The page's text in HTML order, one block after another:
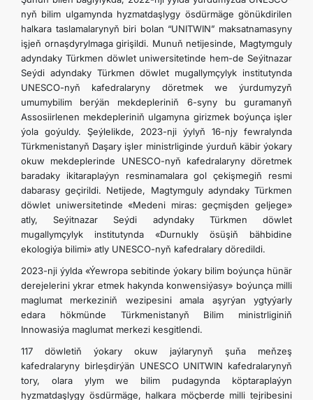
nyň bilim ulgamynda hyzmatdaşlygy ösdürmäge gönükdirilen
halkara taslamalarynyň biri bolan “UNITWIN” maksatnamasyny
işjeň ornaşdyrylmaga girişildi. Munuň netijesinde, Magtymguly
adyndaky Türkmen döwlet uniwersitetinde hem-de Seýitnazar
Seýdi adyndaky Türkmen döwlet mugallymçylyk institutynda
UNESCO-nyň kafedralaryny döretmek we ýurdumyzyň
umumybilim berýän mekdepleriniň 6-syny bu guramanyň
Assosiirlenen mekdepleriniň ulgamyna girizmek boýunça işler
ýola goýuldy. Şeýlelikde, 2023-nji ýylyň 16-njy fewralynda
Türkmenistanyň Daşary işler ministrliginde ýurduň käbir ýokary
okuw mekdeplerinde UNESCO-nyň kafedralaryny döretmek
baradaky ikitaraplaýyn resminamalara gol çekişmegiň resmi
dabarasy geçirildi. Netijede, Magtymguly adyndaky Türkmen
döwlet uniwersitetinde «Medeni miras: geçmişden geljege»
atly, Seýitnazar Seýdi adyndaky Türkmen döwlet
mugallymçylyk institutynda «Durnukly ösüşiň bähbidine
ekologiýa bilimi» atly UNESCO-nyň kafedralary döredildi.
2023-nji ýylda «Ýewropa sebitinde ýokary bilim boýunça hünär
derejelerini ykrar etmek hakynda konwensiýasy» boýunça milli
maglumat merkeziniň wezipesini amala aşyrýan ygtyýarly
edara hökmünde Türkmenistanyň Bilim ministrliginiň
Innowasiýa maglumat merkezi kesgitlendi.
117 döwletiň ýokary okuw jaýlarynyň şuňa meňzeş
kafedralaryny birleşdirýän UNESCO UNITWIN kafedralarynyň
tory, olara ylym we bilim pudagynda köptaraplaýyn
hyzmatdaşlygy ösdürmäge, halkara möçberde milli tejribesini